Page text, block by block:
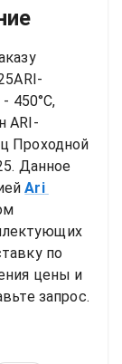
ООО "Промпоставка" предлагает к заказу
450°C,
ARI-
Проходной
. Данное
Ari
по
цены и
запрос.